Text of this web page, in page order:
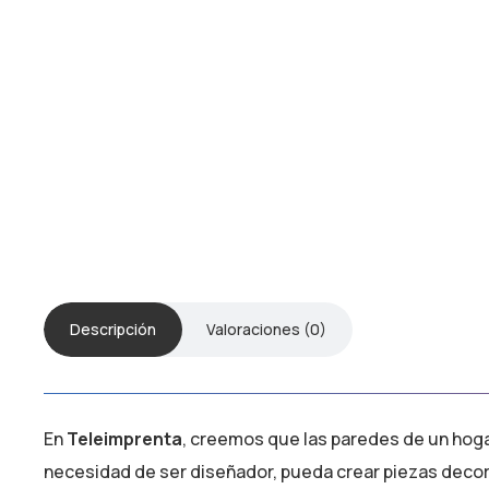
Descripción Valoraciones (0)
EnTeleimprenta, creemos que las paredes de un
necesidad de ser diseñador, pueda crear piezas